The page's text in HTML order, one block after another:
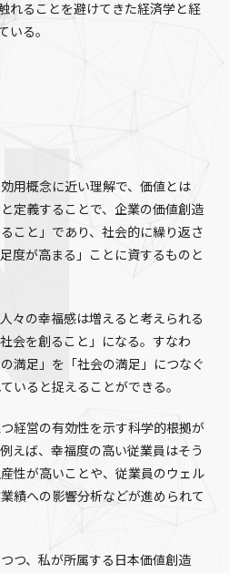
れることを避けてきた経済学と経
いる。
用概念に近い理解で、価値とは
定義することで、企業の価値創造
こと」であり、社会的に繰り返さ
度が高まる」ことに資するものと
々の幸福感は増えると考えられる
会を創ること」になる。すなわ
満足」を「社会の満足」につなぐ
いると捉えることができる。
経営の有効性を示す科学的根拠が
えば、幸福度の高い従業員はそう
性が高いことや、従業員のウェル
績への影響分析などが進められて
つ、私が所属する日本価値創造